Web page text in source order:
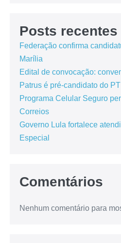
Posts recentes
Federação confirma
Marília
Edital de convocação:
Patrus é pré-candidato do
Programa Celular Seguro
Correios
Governo Lula fortalece
Especial
Comentários
Nenhum comentário para